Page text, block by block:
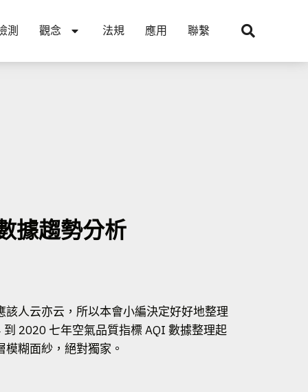
測 觀念 法規 應用 聯繫
據趨勢分析
人云亦云，所以本會小編決定好好地整理
2020 七年空氣品質指標 AQI 數據整理起
糊面紗，絕對獨家。